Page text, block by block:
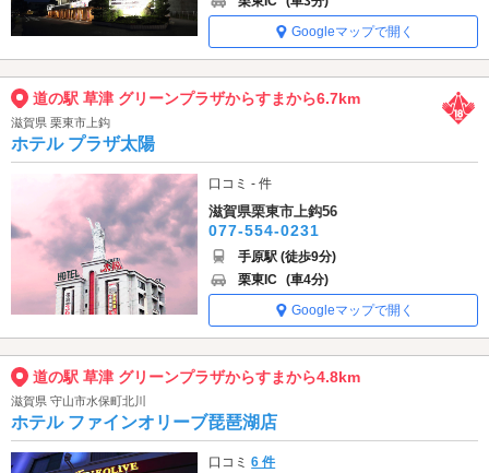
Googleマップで開く
道の駅 草津 グリーンプラザからすまから6.7km
滋賀県 栗東市上鈎
ホテル プラザ太陽
口コミ - 件
滋賀県栗東市上鈎56
077-554-0231
手原駅 (徒歩9分)
栗東IC (車4分)
Googleマップで開く
道の駅 草津 グリーンプラザからすまから4.8km
滋賀県 守山市水保町北川
ホテル ファインオリーブ琵琶湖店
口コミ6 件